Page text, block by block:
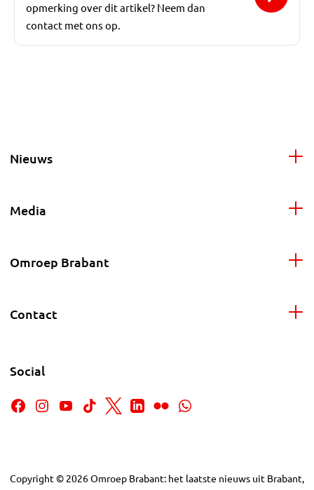
opmerking over dit artikel? Neem dan
contact met ons op.
Nieuws
Media
Omroep Brabant
Contact
Social
Copyright © 2026Omroep Brabant: het laatste nieuws uit Brabant,